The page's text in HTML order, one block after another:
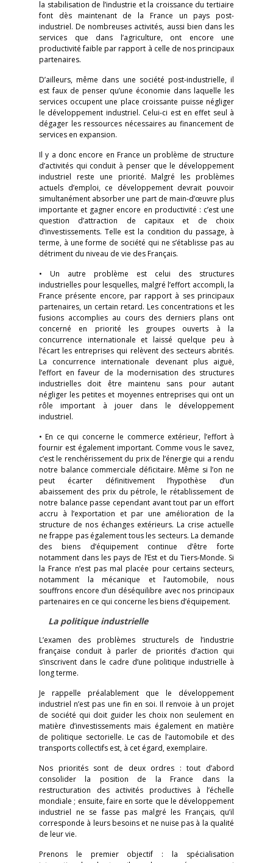
la stabilisation de l’industrie et la croissance du tertiaire
font dès maintenant de la France un pays post-
industriel. De nombreuses activités, aussi bien dans les
services que dans l’agriculture, ont encore une
productivité faible par rapport à celle de nos principaux
partenaires.
D’ailleurs, même dans une société post-industrielle, il
est faux de penser qu’une économie dans laquelle les
services occupent une place croissante puisse négliger
le développement industriel. Celui-ci est en effet seul à
dégager les ressources nécessaires au financement de
services en expansion.
Il y a donc encore en France un problème de structure
d’activités qui conduit à penser que le développement
industriel reste une priorité. Malgré les problèmes
actuels d’emploi, ce développement devrait pouvoir
simultanément absorber une part de main-d’œuvre plus
importante et gagner encore en productivité : c’est une
question d’attraction de capitaux et de choix
d’investissements. Telle est la condition du passage, à
terme, à une forme de société qui ne s’établisse pas au
détriment du niveau de vie des Français.
• Un autre problème est celui des structures
industrielles pour lesquelles, malgré l’effort accompli, la
France présente encore, par rapport à ses principaux
partenaires, un certain retard. Les concentrations et les
fusions accomplies au cours des derniers plans ont
concerné en priorité les groupes ouverts à la
concurrence internationale et laissé quelque peu à
l’écart les entreprises qui relèvent des secteurs abrités.
La concurrence internationale devenant plus aiguë,
l’effort en faveur de la modernisation des structures
industrielles doit être maintenu sans pour autant
négliger les petites et moyennes entreprises qui ont un
rôle important à jouer dans le développement
industriel.
• En ce qui concerne le commerce extérieur, l’effort à
fournir est également important. Comme vous le savez,
c’est le renchérissement du prix de l’énergie qui a rendu
notre balance commerciale déficitaire. Même si l’on ne
peut écarter définitivement l’hypothèse d’un
abaissement des prix du pétrole, le rétablissement de
notre balance passe cependant avant tout par un effort
accru à l’exportation et par une amélioration de la
structure de nos échanges extérieurs. La crise actuelle
ne frappe pas également tous les secteurs. La demande
des biens d’équipement continue d’être forte
notamment dans les pays de l’Est et du Tiers-Monde. Si
la France n’est pas mal placée pour certains secteurs,
notamment la mécanique et l’automobile, nous
souffrons encore d’un déséquilibre avec nos principaux
partenaires en ce qui concerne les biens d’équipement.
La politique industrielle
L’examen des problèmes structurels de l’industrie
française conduit à parler de priorités d’action qui
s’inscrivent dans le cadre d’une politique industrielle à
long terme.
Je rappelle préalablement que le développement
industriel n’est pas une fin en soi. Il renvoie à un projet
de société qui doit guider les choix non seulement en
matière d’investissements mais également en matière
de politique sectorielle. Le cas de l’automobile et des
transports collectifs est, à cet égard, exemplaire.
Nos priorités sont de deux ordres : tout d’abord
consolider la position de la France dans la
restructuration des activités productives à l’échelle
mondiale ; ensuite, faire en sorte que le développement
industriel ne se fasse pas malgré les Français, qu’il
corresponde à leurs besoins et ne nuise pas à la qualité
de leur vie.
Prenons le premier objectif : la spécialisation